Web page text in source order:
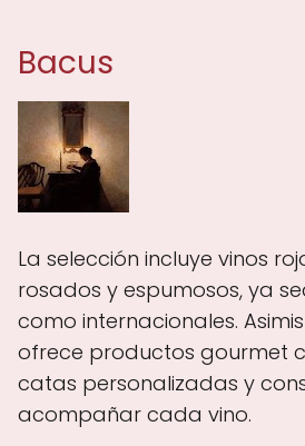
Bacus
La selección incluye vinos
rosados y espumosos, ya
como internacionales.
ofrece productos gourmet
catas personalizadas y
acompañar cada vino.